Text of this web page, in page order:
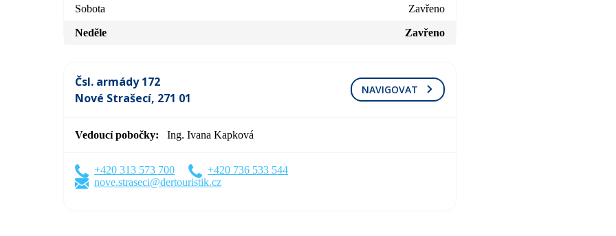
Sobota Zavřeno
Neděle Zavřeno
Čsl. armády 172
Nové Strašecí, 271 01
NAVIGOVAT
Vedoucí pobočky Ing. Ivana Kapková
+420 313 573 700
+420 736 533 544
nove.straseci@dertouristik.cz